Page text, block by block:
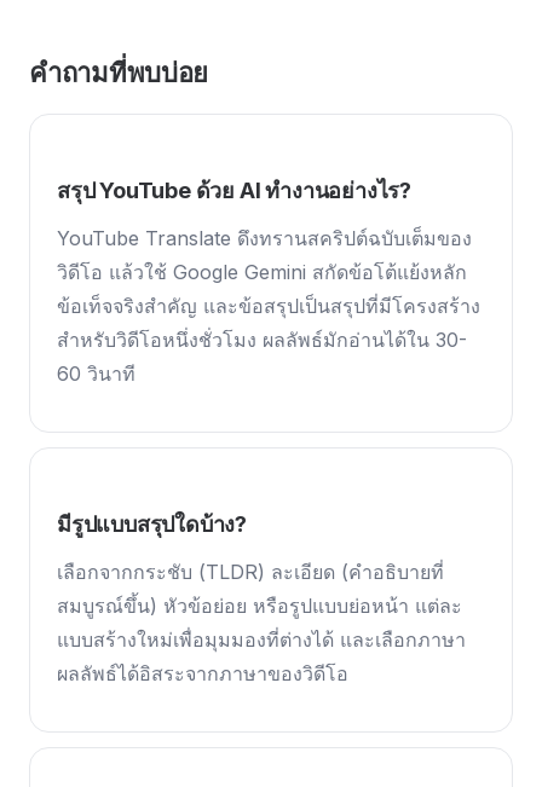
คำถามที่พบบ่อย
สรุป YouTube ด้วย AI ทำงานอย่างไร?
YouTube Translate ดึงทรานสคริปต์ฉบับเต็มของ
วิดีโอ แล้วใช้ Google Gemini สกัดข้อโต้แย้งหลัก
ข้อเท็จจริงสำคัญ และข้อสรุปเป็นสรุปที่มีโครงสร้าง
สำหรับวิดีโอหนึ่งชั่วโมง ผลลัพธ์มักอ่านได้ใน 30-
60 วินาที
มีรูปแบบสรุปใดบ้าง?
เลือกจากกระชับ (TLDR) ละเอียด (คำอธิบายที่
สมบูรณ์ขึ้น) หัวข้อย่อย หรือรูปแบบย่อหน้า แต่ละ
แบบสร้างใหม่เพื่อมุมมองที่ต่างได้ และเลือกภาษา
ผลลัพธ์ได้อิสระจากภาษาของวิดีโอ